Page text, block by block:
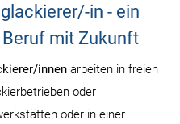
in - ein
mit Zukunft
innen arbeiten in freien
oder
oder in einer